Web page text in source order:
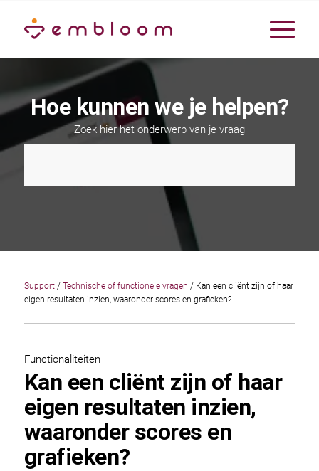
Hoe kunnen we je helpen?
Zoek hier het onderwerp van je vraag
Support/ Technische of functionele vragen / Kan een cliënt zijn of haar
eigen resultaten inzien, waaronder scores en grafieken?
Functionaliteiten
Kan een cliënt zijn of haar
eigen resultaten inzien,
waaronder scores en
grafieken?